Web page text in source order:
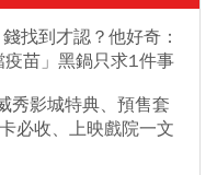
找到才認？他好奇：
苗」黑鍋只求1件事
秀影城特典、預售套
必收、上映戲院一文